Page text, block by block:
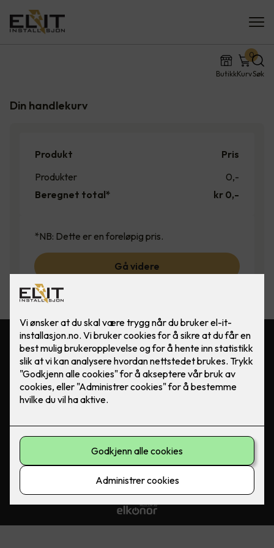
ButikkKurv
0
Søk
Din handlekurv
Produkt
Pris
Produkter
0,-
Beregnet total*
kr 0,-
*NB: Dette er en foreløpig pris.
Gå videre
Kontakt oss
4747 9000
post@el-it-installasjon.no
Org.no 991 738 657